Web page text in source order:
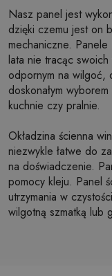
Nasz panel jest
dzięki czemu jest on
mechaniczne.
lata nie tracąc swoich
odpornym na wilgoć,
doskonałym
kuchnie czy pralnie.
Okładzina ścienna
niezwykle łatwe do
na doświadczenie.
pomocy kleju. Panel
utrzymania w
wilgotną szmatką lub